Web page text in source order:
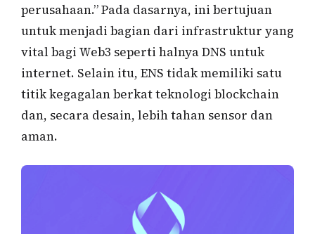
perusahaan.” Pada dasarnya, ini bertujuan
untuk menjadi bagian dari infrastruktur yang
vital bagi Web3 seperti halnya DNS untuk
internet. Selain itu, ENS tidak memiliki satu
titik kegagalan berkat teknologi blockchain
dan, secara desain, lebih tahan sensor dan
aman.